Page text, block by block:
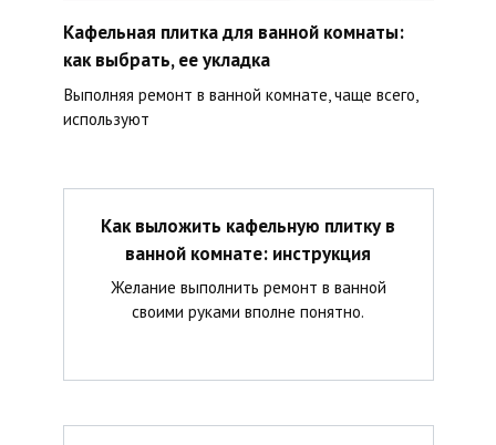
Кафельная плитка для ванной комнаты:
как выбрать, ее укладка
Выполняя ремонт в ванной комнате, чаще всего,
используют
Как выложить кафельную плитку в
ванной комнате: инструкция
Желание выполнить ремонт в ванной
своими руками вполне понятно.